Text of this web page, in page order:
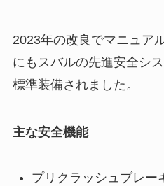
2023年の改良でマニュア
にもスバルの先進安全シ
標準装備されました。
主な安全機能
プリクラッシュブレー